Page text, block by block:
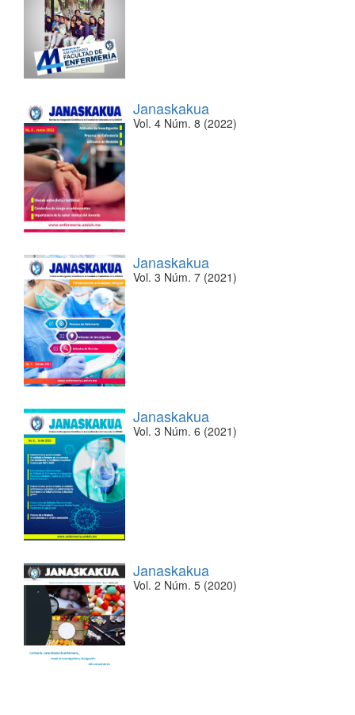
Janaskakua
Vol. 4 Núm. 8 (2022)
Janaskakua
Vol. 3 Núm. 7 (2021)
Janaskakua
Vol. 3 Núm. 6 (2021)
Janaskakua
Vol. 2 Núm. 5 (2020)